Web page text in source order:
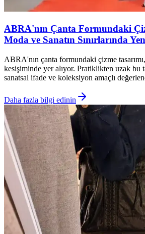
ABRA'nın Çanta Formundaki
Moda ve Sanatın Sınırlarında
ABRA'nın çanta formundaki çizme
kesişiminde yer alıyor. Pratiklikten uzak bu
sanatsal ifade ve koleksiyon amaçlı
Daha fazla bilgi edinin